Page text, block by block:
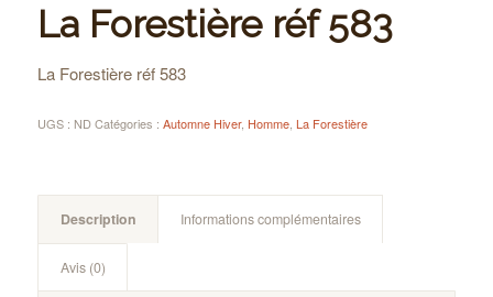
La Forestière réf 583
La Forestière réf 583
UGS : ND Catégories : Automne Hiver, Homme, La Forestière
Description Informations complémentaires
Avis (0)